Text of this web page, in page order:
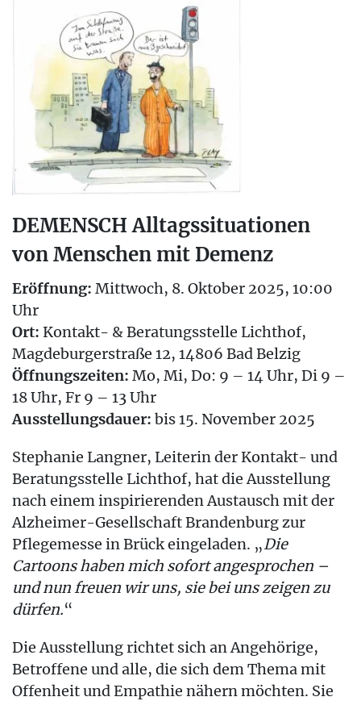
DEMENSCH Alltagssituationen
von Menschen mit Demenz
Eröffnung: Mittwoch, 8. Oktober 2025, 10:00
Uhr
Ort: Kontakt- & Beratungsstelle Lichthof,
Magdeburgerstraße 12, 14806 Bad Belzig
Öffnungszeiten: Mo, Mi, Do: 9 – 14 Uhr, Di 9 –
18 Uhr, Fr 9 – 13 Uhr
Ausstellungsdauer: bis 15. November 2025
Stephanie Langner, Leiterin der Kontakt- und
Beratungsstelle Lichthof, hat die Ausstellung
nach einem inspirierenden Austausch mit der
Alzheimer-Gesellschaft Brandenburg zur
Pflegemesse in Brück eingeladen. „Die
Cartoons haben mich sofort angesprochen –
und nun freuen wir uns, sie bei uns zeigen zu
dürfen.“
Die Ausstellung richtet sich an Angehörige,
Betroffene und alle, die sich dem Thema mit
Offenheit und Empathie nähern möchten. Sie